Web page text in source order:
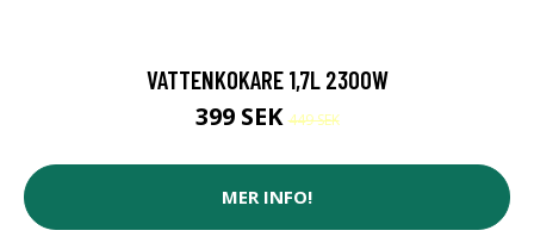
VATTENKOKARE 1,7L 2300W
399 SEK449 SEK
MER INFO!